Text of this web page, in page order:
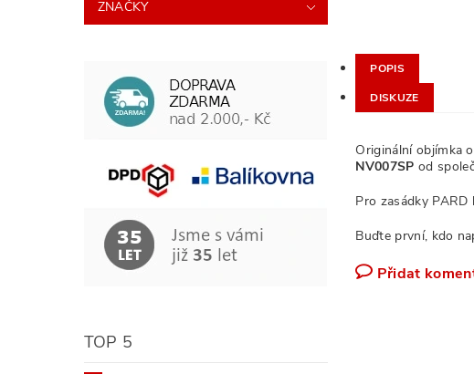
ZNAČKY
TOP 5
POPIS
DISKUZE
Originální objímka
NV007SP od
Pro zasádky PARD
Buďte první, kdo
Přidat